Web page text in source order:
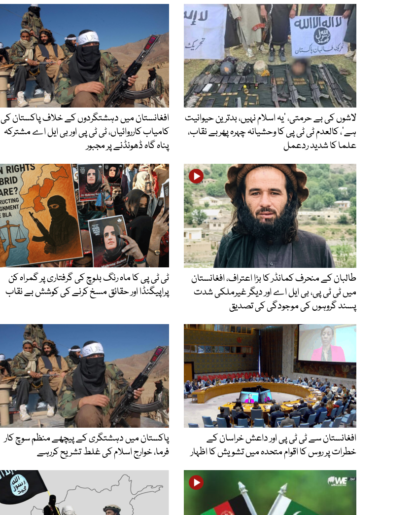
لاشوں کی بے حرمتی، ’یہ اسلام نہیں، بدترین حیوانیت
ہے‘، کالعدم ٹی ٹی پی کا وحشیانہ چہرہ پھربے نقاب،
علما کا شدید ردعمل
افغانستان میں دہشتگردوں کے خلاف پاکستان کی
کامیاب کارروائیاں، ٹی ٹی پی اور بی ایل اے مشترکہ
پناہ گاہ ڈھونڈنے پر مجبور
طالبان کے منحرف کمانڈر کا بڑا اعتراف، افغانستان
میں ٹی ٹی پی، بی ایل اے اور دیگر غیرملکی شدت
پسند گروہوں کی موجودگی کی تصدیق
ٹی ٹی پی کا ماہ رنگ بلوچ کی گرفتاری پر گمراہ کن
پراپیگنڈا اور حقائق مسخ کرنے کی کوشش بے نقاب
افغانستان سے ٹی ٹی پی اور داعش خراسان کے
خطرات پر روس کا اقوام متحدہ میں تشویش کا اظہار
پاکستان میں دہشتگری کے پیچھے منظم سوچ کار
فرما، خوارج اسلام کی غلط تشریح کررہے